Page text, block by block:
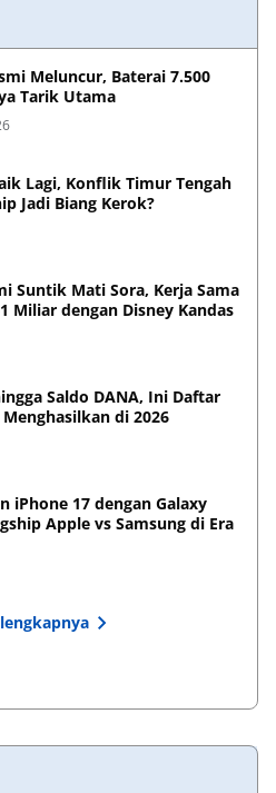
Meluncur, Baterai 7.500
Tarik Utama
Lagi, Konflik Timur Tengah
Jadi Biang Kerok?
Suntik Mati Sora, Kerja Sama
Miliar dengan Disney Kandas
Saldo DANA, Ini Daftar
di 2026
iPhone 17 dengan Galaxy
Apple vs Samsung di Era